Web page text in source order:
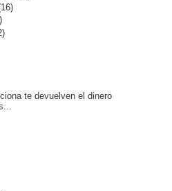
te devuelven el dinero